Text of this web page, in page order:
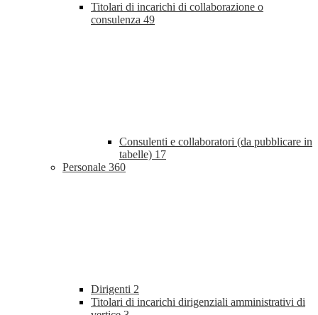
Titolari di incarichi di collaborazione o
consulenza 49
Consulenti e collaboratori (da pubblicare in
tabelle) 17
Personale 360
Dirigenti 2
Titolari di incarichi dirigenziali amministrativi di